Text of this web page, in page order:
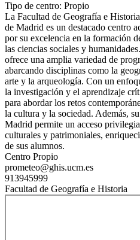
Tipo de centro: Propio
La Facultad de Geografía e
de Madrid es un destacado centro
por su excelencia en la formación
las ciencias sociales y
ofrece una amplia variedad de
abarcando disciplinas como la
arte y la arqueología. Con un
la investigación y el aprendizaje
para abordar los retos
la cultura y la sociedad. Además,
Madrid permite un acceso
culturales y patrimoniales,
de sus alumnos.
Centro Propio
prometeo@ghis.ucm.es
913945999
Facultad de Geografía e Historia